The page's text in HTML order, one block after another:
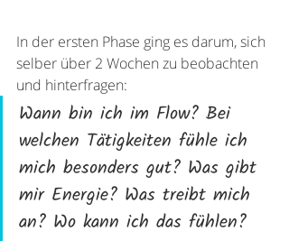
In der ersten Phase ging es darum, sich
selber über 2 Wochen zu beobachten
und hinterfragen:
Wann bin ich im Flow? Bei
welchen Tätigkeiten fühle ich
mich besonders gut? Was gibt
mir Energie? Was treibt mich
an? Wo kann ich das fühlen?